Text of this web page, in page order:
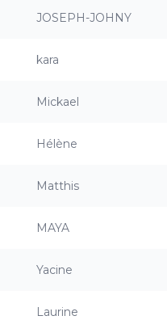
JOSEPH-JOHNY
kara
Mickael
Hélène
Matthis
MAYA
Yacine
Laurine